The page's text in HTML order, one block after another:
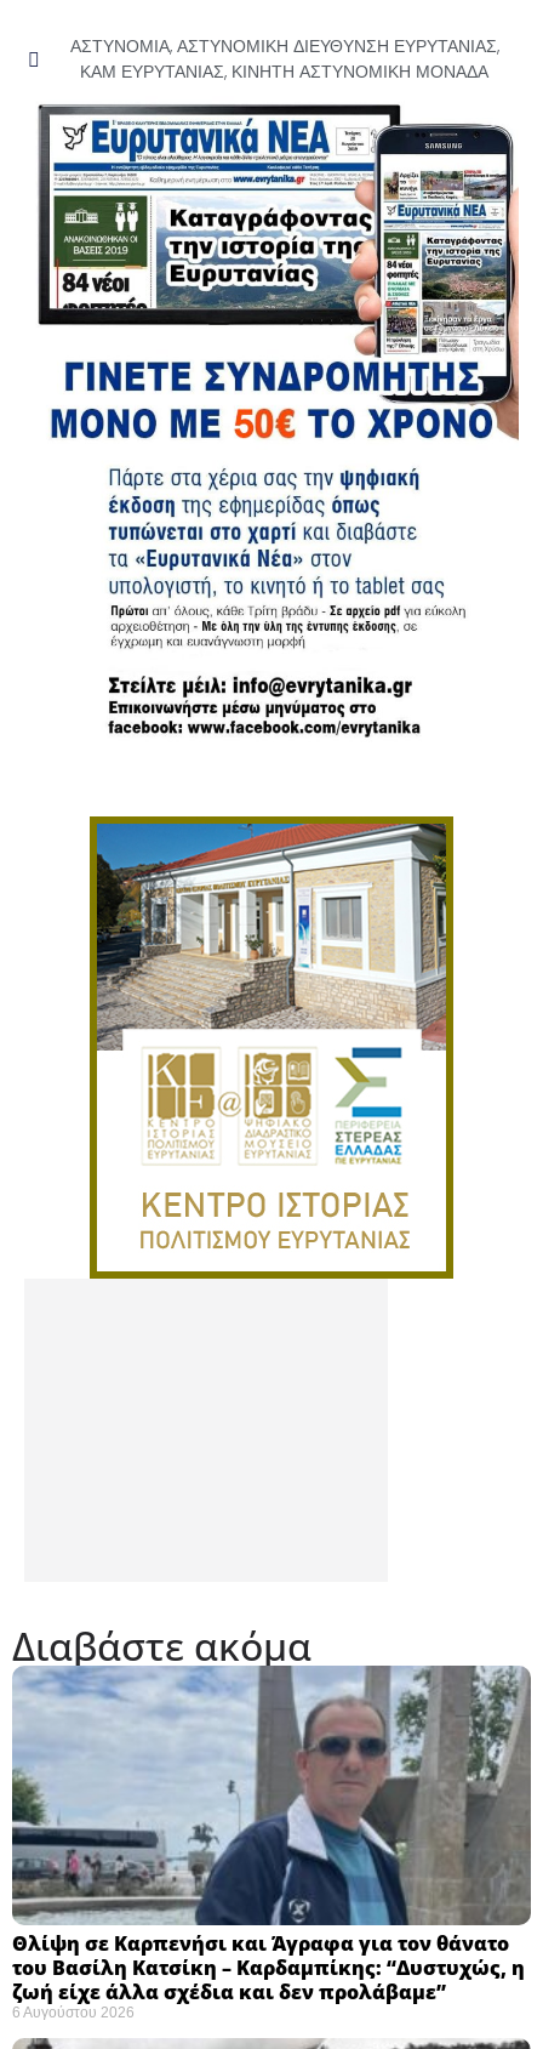
ΑΣΤΥΝΟΜΙΑ, ΑΣΤΥΝΟΜΙΚΗ ΔΙΕΥΘΥΝΣΗ ΕΥΡΥΤΑΝΙΑΣ,
ΚΑΜ ΕΥΡΥΤΑΝΙΑΣ, ΚΙΝΗΤΗ ΑΣΤΥΝΟΜΙΚΗ ΜΟΝΑΔΑ
Διαβάστε ακόμα
Θλίψη σε Καρπενήσι και Άγραφα για τον θάνατο
του Βασίλη Κατσίκη – Καρδαμπίκης: “Δυστυχώς, η
ζωή είχε άλλα σχέδια και δεν προλάβαμε”
6 Αυγούστου 2026